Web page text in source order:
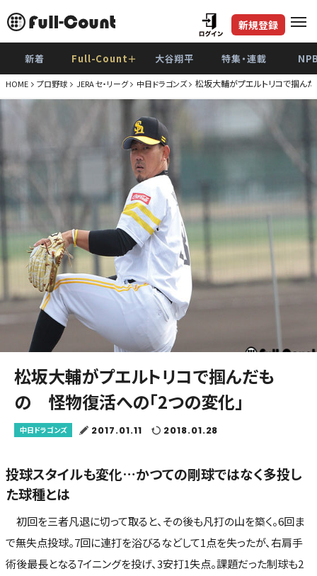
新規登録
新着 Full-Count＋ 大谷翔平 特集・連載
HOME プロ野球 JERA セ・リーグ 中日ドラゴンズ 松坂大輔がプエルトリコで掴ん
松坂大輔がプエルトリコで掴んだも
の 怪物復活への「2つの変化」
中日ドラゴンズ 2017.01.11 2018.01.28
投球スタイルも変化…かつての剛球ではなく多投し
た球種とは
初回を三者凡退に切って取ると、その後も凡打の山を築く。6回ま
で無失点投球。7回に連打を浴びるなどして1点を失ったが、右肩手
術後最長となる7イニングを投げ、3安打1失点。課題だった制球も2